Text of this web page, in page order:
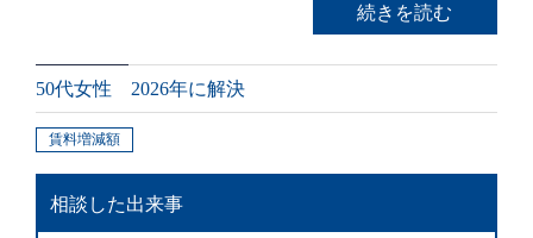
続きを読む
50代女性 2026年に解決
賃料増減額
相談した出来事